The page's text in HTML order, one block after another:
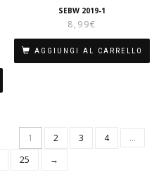
SEBW 2019-1
8,99€
AGGIUNGI AL CARRELLO
1 2 3 4
…
25 →